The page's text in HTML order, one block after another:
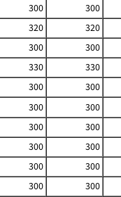
300
300
320
320
300
300
330
330
300
300
300
300
300
300
300
300
300
300
300
300